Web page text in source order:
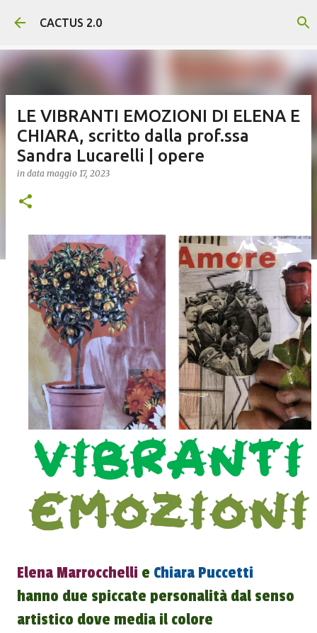
Passa ai contenuti principali
CACTUS 2.0
LE VIBRANTI EMOZIONI DI ELENA E
CHIARA, scritto dalla prof.ssa
Sandra Lucarelli | opere
in data maggio 17, 2023
Elena Marrocchelli e Chiara Puccetti
hanno due spiccate personalità dal senso
artistico dove media il colore